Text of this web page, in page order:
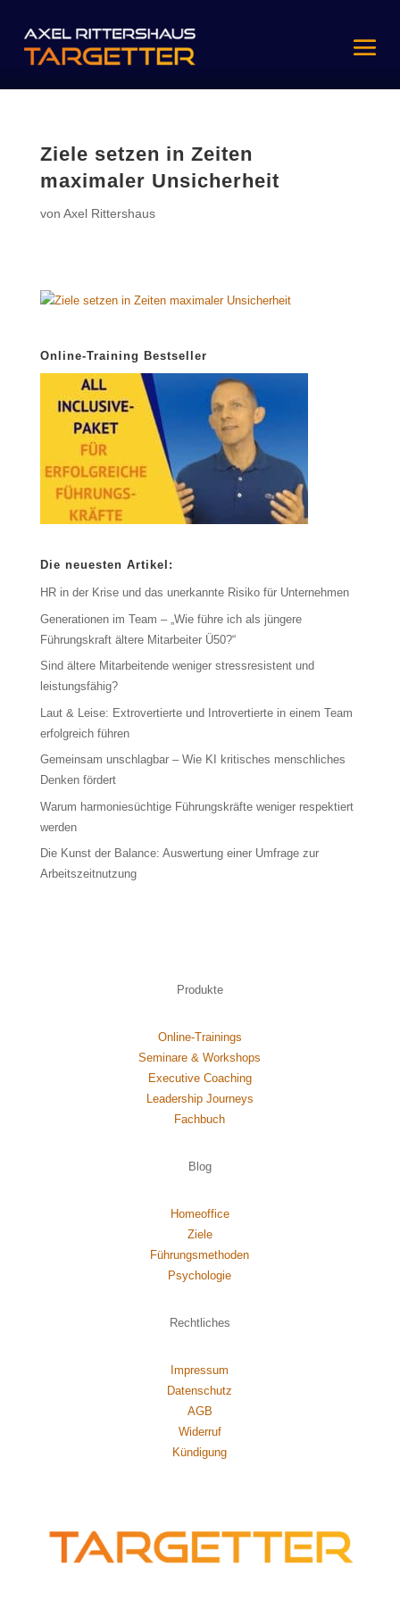
Ziele setzen in Zeiten
maximaler Unsicherheit
von Axel Rittershaus
Online-Training Bestseller
Die neuesten Artikel:
HR in der Krise und das unerkannte Risiko für Unternehmen
Generationen im Team – „Wie führe ich als jüngere
Führungskraft ältere Mitarbeiter Ü50?“
Sind ältere Mitarbeitende weniger stressresistent und
leistungsfähig?
Laut & Leise: Extrovertierte und Introvertierte in einem Team
erfolgreich führen
Gemeinsam unschlagbar – Wie KI kritisches menschliches
Denken fördert
Warum harmoniesüchtige Führungskräfte weniger respektiert
werden
Die Kunst der Balance: Auswertung einer Umfrage zur
Arbeitszeitnutzung
Produkte
Online-Trainings
Seminare & Workshops
Executive Coaching
Leadership Journeys
Fachbuch
Blog
Homeoffice
Ziele
Führungsmethoden
Psychologie
Rechtliches
Impressum
Datenschutz
AGB
Widerruf
Kündigung